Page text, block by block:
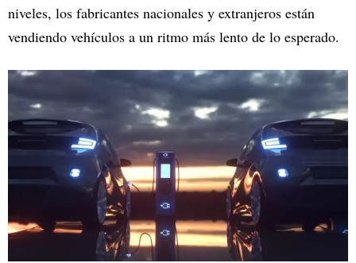
niveles, los fabricantes nacionales y extranjeros están
vendiendo vehículos a un ritmo más lento de lo esperado.